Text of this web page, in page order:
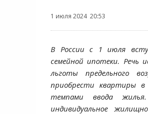
1 июля 2024 20:53
В России с 1 июля
семейной ипотеки. Речь
льготы предельного
приобрести квартиры в
темпами ввода
индивидуальное